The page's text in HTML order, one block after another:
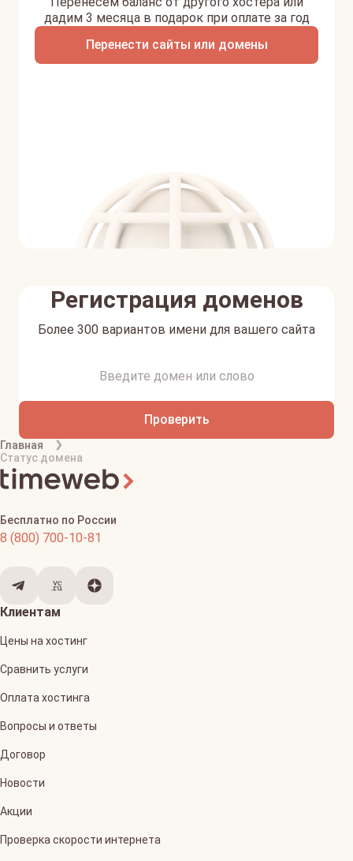
Перенести сайты или домены
дадим 3 месяца в подарок при оплате за год
Регистрация доменов
Более 300 вариантов имени для вашего сайта
Проверить
Главная
Статус домена
Бесплатно по России
8 (800) 700-10-81
Клиентам
Цены на хостинг
Сравнить услуги
Оплата хостинга
Вопросы и ответы
Договор
Новости
Акции
Проверка скорости интернета